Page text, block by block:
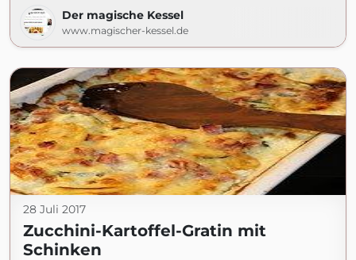
Der magische Kessel
www.magischer-kessel.de
28 Juli 2017
Zucchini-Kartoffel-Gratin mit
Schinken